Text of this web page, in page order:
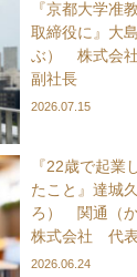
『京都大学准
取締役に』大
ぶ） 株式会社
副社長
2026.07.15
『22歳で起業
たこと』達城
ろ） 関通（か
株式会社 代
2026.06.24